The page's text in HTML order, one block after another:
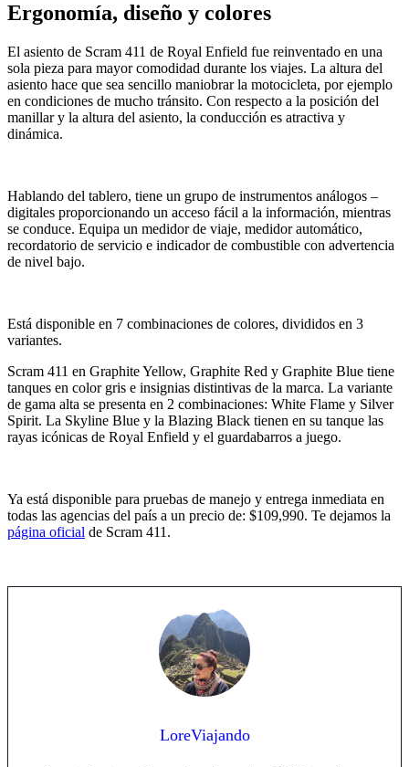
Ergonomía, diseño y colores
El asiento de Scram 411 de Royal Enfield fue reinventado en una
sola pieza para mayor comodidad durante los viajes. La altura del
asiento hace que sea sencillo maniobrar la motocicleta, por ejemplo
en condiciones de mucho tránsito. Con respecto a la posición del
manillar y la altura del asiento, la conducción es atractiva y
dinámica.
Hablando del tablero, tiene un grupo de instrumentos análogos –
digitales proporcionando un acceso fácil a la información, mientras
se conduce. Equipa un medidor de viaje, medidor automático,
recordatorio de servicio e indicador de combustible con advertencia
de nivel bajo.
Está disponible en 7 combinaciones de colores, divididos en 3
variantes.
Scram 411 en Graphite Yellow, Graphite Red y Graphite Blue tiene
tanques en color gris e insignias distintivas de la marca. La variante
de gama alta se presenta en 2 combinaciones: White Flame y Silver
Spirit. La Skyline Blue y la Blazing Black tienen en su tanque las
rayas icónicas de Royal Enfield y el guardabarros a juego.
Ya está disponible para pruebas de manejo y entrega inmediata en
todas las agencias del país a un precio de: $109,990. Te dejamos la
página oficial de Scram 411.
LoreViajando